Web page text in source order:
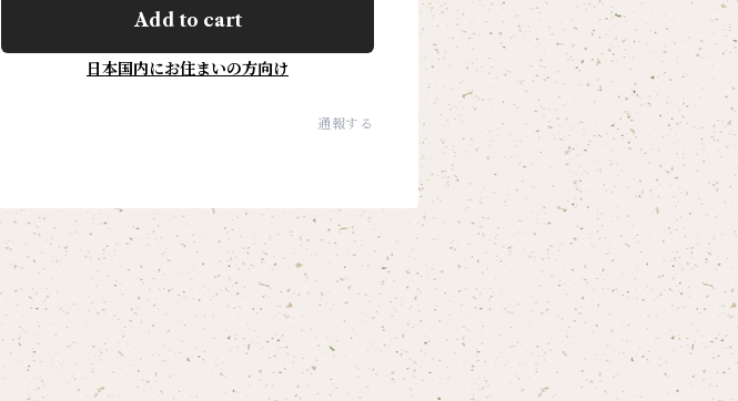
Add to cart
日本国内にお住まいの方向け
通報する